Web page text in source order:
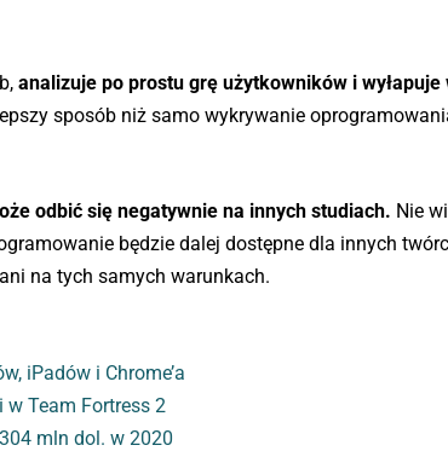
analizuje po prostu grę użytkowników i
sposób niż samo wykrywanie
odbić się negatywnie na innych studiach. Nie
będzie dalej dostępne dla innych
na tych samych warunkach.
iPadów i Chrome’a
Team Fortress 2
mln dol. w 2020